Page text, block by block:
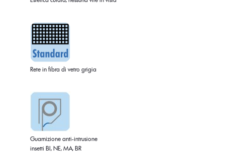
Rete in fibra di vetro grigia
Guarnizione anti-intrusione
insetti BI, NE, MA, BR